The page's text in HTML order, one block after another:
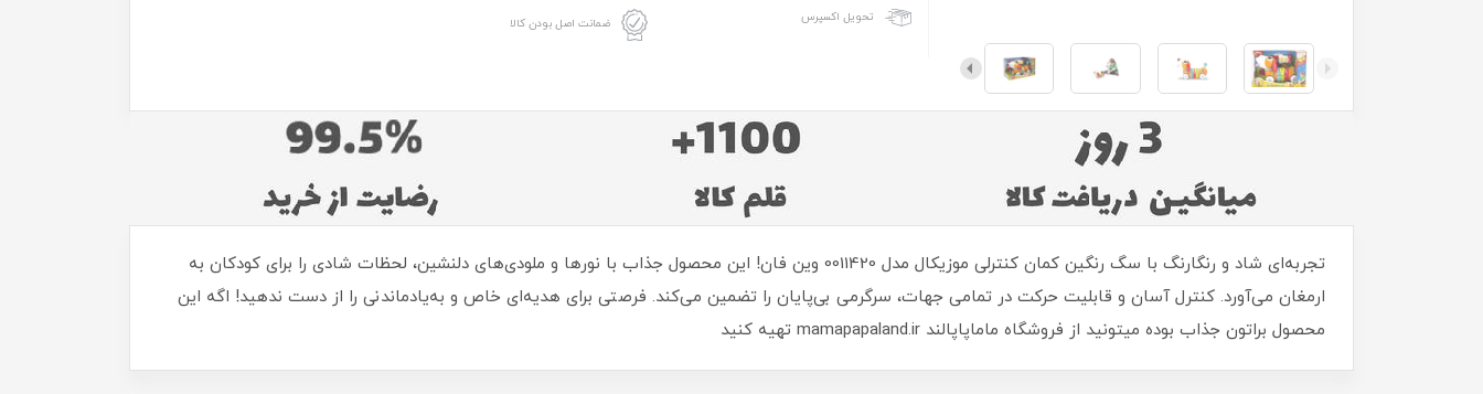
تحویل اکسپرس ضمانت اصل بودن کالا
تجربه‌ای شاد و رنگارنگ با سگ رنگین کمان کنترلی موزیکال مدل 0011420 وین فان! این محصول جذاب با نورها و ملودی‌های دلنشین، لحظات شادی را برای کودکان به
ارمغان می‌آورد. کنترل آسان و قابلیت حرکت در تمامی جهات، سرگرمی بی‌پایان را تضمین می‌کند. فرصتی برای هدیه‌ای خاص و به‌یادماندنی را از دست ندهید! اگه این
محصول براتون جذاب بوده میتونید از فروشگاه ماماپاپالند mamapapaland.ir تهیه کنید